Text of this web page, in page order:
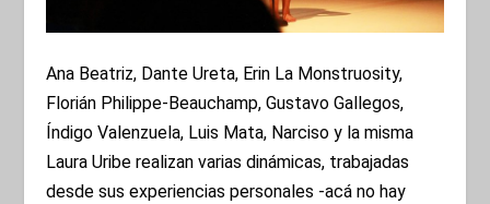
Ana Beatriz, Dante Ureta, Erin La Monstruosity,
Florián Philippe-Beauchamp, Gustavo Gallegos,
Índigo Valenzuela, Luis Mata, Narciso y la misma
Laura Uribe realizan varias dinámicas, trabajadas
desde sus experiencias personales -acá no hay